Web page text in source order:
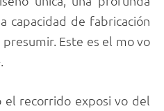
capacidad de fabricación
Este es el mo vo
el recorrido exposi vo del